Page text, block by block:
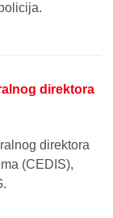
direktora
direktora
(CEDIS),